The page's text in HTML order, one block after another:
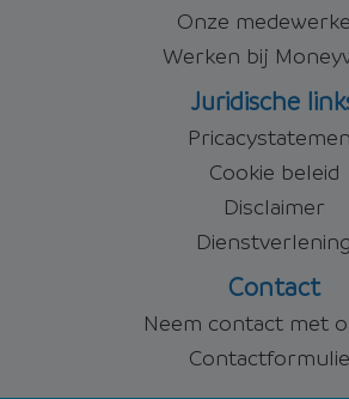
Onze
Werken bij
Juridische
Cookie beleid
Disclaimer
Dienstverlening
Contact
Neem contact met